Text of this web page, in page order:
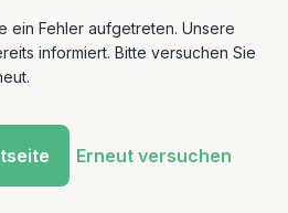
ein Fehler aufgetreten. Unsere
informiert. Bitte versuchen Sie
Erneut versuchen